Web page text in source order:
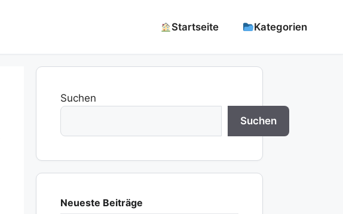
Startseite Kategorien
Suchen
Suchen
Neueste Beiträge